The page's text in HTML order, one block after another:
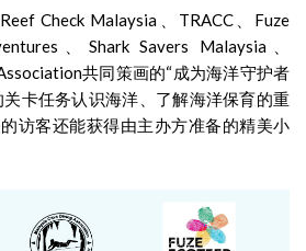
Check Malaysia、TRACC、Fuze
、Shark Savers Malaysia、
共同策画的“成为海洋守护者
关卡任务认识海洋、了解海洋保育的重
访客还能获得由主办方准备的精美小